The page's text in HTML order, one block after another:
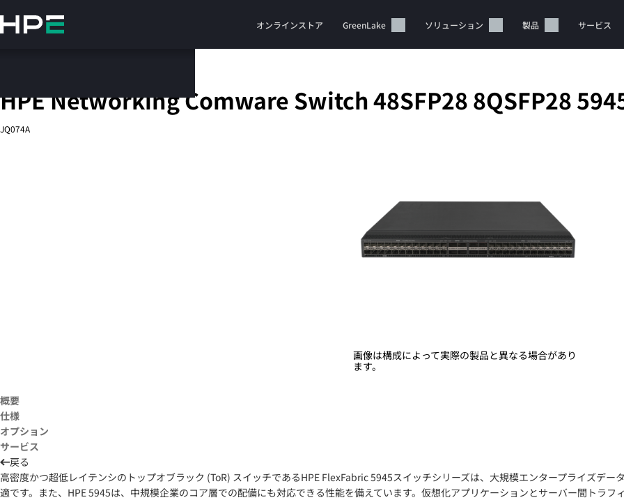
イ
テ
ツ
オンラインストア GreenLake ソリューション 製品 サービス
カートは空です
HPEストアで商品を検索、構成、注文できます。
HPE Networking Comware Switch 48SFP28 8QSFP28
JQ074A
画像は構成によって実際の製品と異なる場合があり
ます。
概要
仕様
オプション
サービス
戻る
高密度かつ超低レイテンシのトップオブラック (ToR) スイッチであるHPE FlexFabric 5945スイッチシリーズは、大規模エンタープライズデ
適です。また、HPE 5945は、中規模企業のコア層での配備にも対応できる性能を備えています。仮想化アプリケーションとサーバー間トラ